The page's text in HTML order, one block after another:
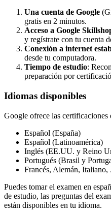
Una cuenta de Google
gratis en 2 minutos.
Acceso a Google
y regístrate con tu cuenta
Conexión a internet
desde tu computadora.
Tiempo de estudio:
preparación por
Idiomas disponibles
Google ofrece las certificaciones
Español (España)
Español (Latinoamérica)
Inglés (EE.UU. y Reino
Portugués (Brasil y
Francés, Alemán, Italiano,
Puedes tomar el examen en
de estudio, las preguntas del
están disponibles en tu idioma.